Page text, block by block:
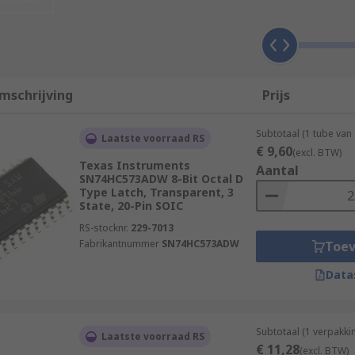
4000 series logic IC families means the components
Some of the most common are
Prijs
Laatste voorraad RS
Texas Instruments
SN74HC573ADW 8-Bit Octal D
Type Latch, Transparent, 3
State, 20-Pin SOIC
RS-stocknr. 229-7013
Fabrikantnummer SN74HC573ADW
Subtotaal (1 tube van
€ 9,60(excl. BTW)
Aantal
Laatste voorraad RS Subtotaal (1
€ 11,28(excl. BTW)